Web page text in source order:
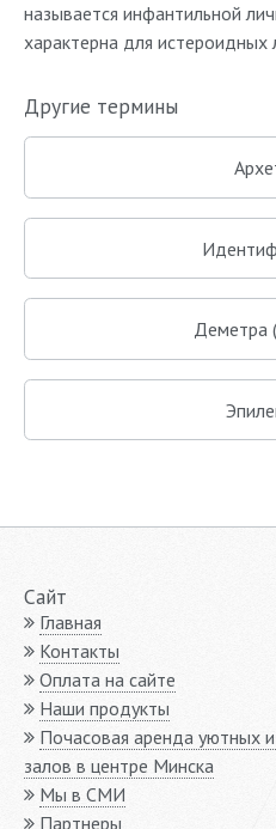
называется инфантильной
характерна для истероидных
Другие термины
Деметра
Сайт
Главная
Контакты
Оплата на сайте
Наши продукты
Почасовая аренда уютных
залов в центре Минска
Мы в СМИ
Партнеры